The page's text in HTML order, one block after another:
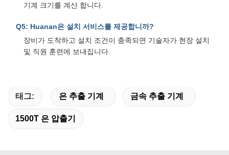
기계 크기를 계산 합니다.
Q5: Huanan은 설치 서비스를 제공합니까?
장비가 도착하고 설치 조건이 충족되면 기술자가 현장 설치
및 직원 훈련에 보내집니다.
태그: 은 추출 기계 금속 추출 기계
1500T 은 압출기